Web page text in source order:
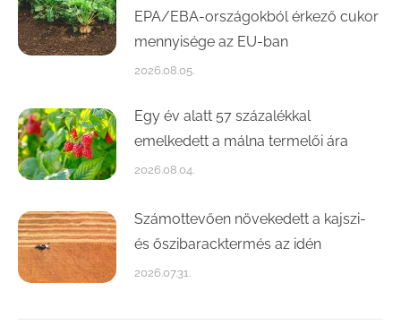
EPA/EBA-országokból érkező cukor
mennyisége az EU-ban
2026.08.05.
Egy év alatt 57 százalékkal
emelkedett a málna termelői ára
2026.08.04.
Számottevően növekedett a kajszi-
és őszibaracktermés az idén
2026.07.31.